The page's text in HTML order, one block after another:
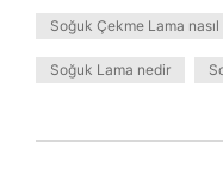
Soğuk Çekme Lama nasıl
Soğuk Lama nedir